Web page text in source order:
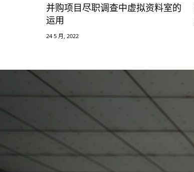
并购项目尽职调查中虚拟资料室的
运用
24 5 月, 2022